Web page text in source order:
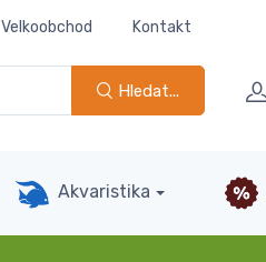
Velkoobchod Kontakt
Hledat...
Akvaristika